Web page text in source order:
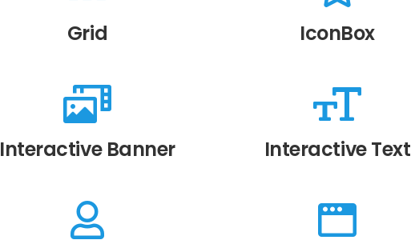
Grid IconBox
Interactive Banner Interactive Text